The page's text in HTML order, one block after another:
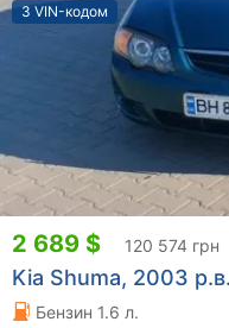
З VIN-кодом
2 689 $ 120 574 грн
Kia Shuma, 2003 р.в.
Бензин 1.6 л.